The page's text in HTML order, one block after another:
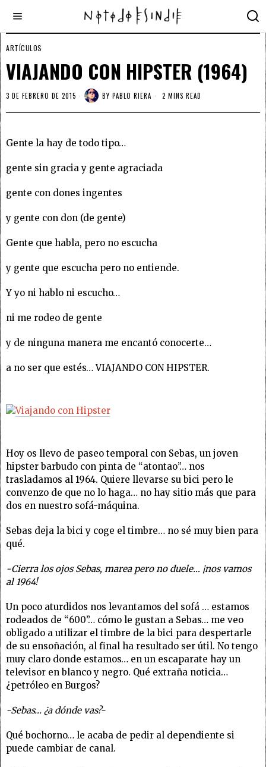
ARTÍCULOS
VIAJANDO CON HIPSTER (1964)
3 DE FEBRERO DE 2015 BY PABLO RIERA 2 MINS READ
Gente la hay de todo tipo…
gente sin gracia y gente agraciada
gente con dones ingentes
y gente con don (de gente)
Gente que habla, pero no escucha
y gente que escucha pero no entiende.
Y yo ni hablo ni escucho…
ni me rodeo de gente
y de ninguna manera me encantó conocerte…
a no ser que estés… VIAJANDO CON HIPSTER.
Hoy os llevo de paseo temporal con Sebas, un joven
hipster barbudo con pinta de “atontao”… nos
trasladamos al 1964. Quiere llevarse su bici pero le
convenzo de que no lo haga… no hay sitio más que para
dos en nuestro sofá-máquina.
Sebas deja la bici y coge el timbre… no sé muy bien para
qué.
-Cierra los ojos Sebas, marea pero no duele… ¡nos vamos
al 1964!
Un poco aturdidos nos levantamos del sofá … estamos
rodeados de “600”… cómo le gustan a Sebas… me veo
obligado a utilizar el timbre de la bici para despertarle
de su ensoñación, al final ha resultado ser útil. No tengo
muy claro donde estamos… en un escaparate hay un
televisor en blanco y negro. Qué extraña noticia…
¿petróleo en Burgos?
-Sebas… ¿a dónde vas?-
Qué bochorno… le acaba de pedir al dependiente si
puede cambiar de canal.